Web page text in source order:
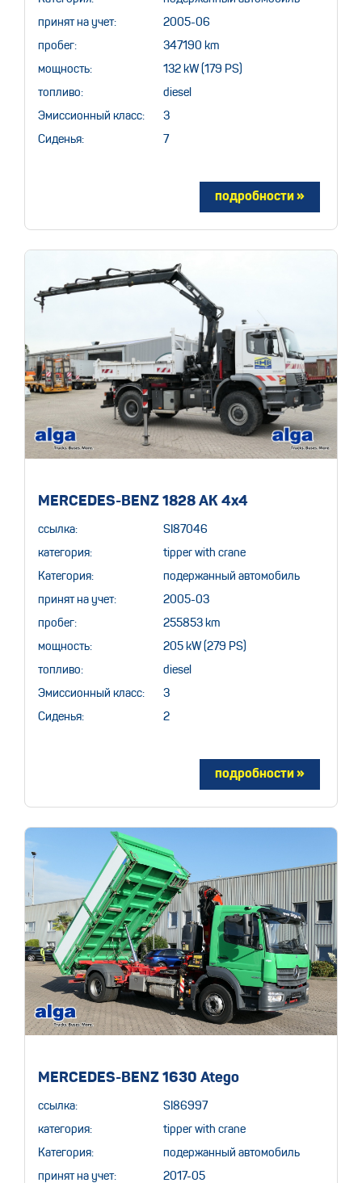
принят на учет: 2005-06
пробег: 347190 km
мощность: 132 kW (179 PS)
топливо: diesel
Эмиссионный класс: 3
Сиденья: 7
MERCEDES-BENZ 1828 AK 4x4
ссылка: SI87046
категория: tipper with crane
Категория: подержанный автомобиль
принят на учет: 2005-03
пробег: 255853 km
мощность: 205 kW (279 PS)
топливо: diesel
Эмиссионный класс: 3
Сиденья: 2
MERCEDES-BENZ 1630 Atego
ссылка: SI86997
категория: tipper with crane
Категория: подержанный автомобиль
принят на учет: 2017-05